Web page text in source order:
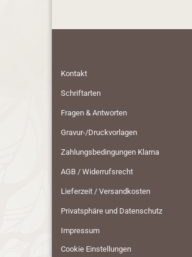
Kontakt
Schriftarten
Fragen & Antworten
Gravur-/Druckvorlagen
Zahlungsbedingungen Klarna
AGB / Widerrufsrecht
Lieferzeit / Versandkosten
Privatsphäre und Datenschutz
Impressum
Cookie Einstellungen